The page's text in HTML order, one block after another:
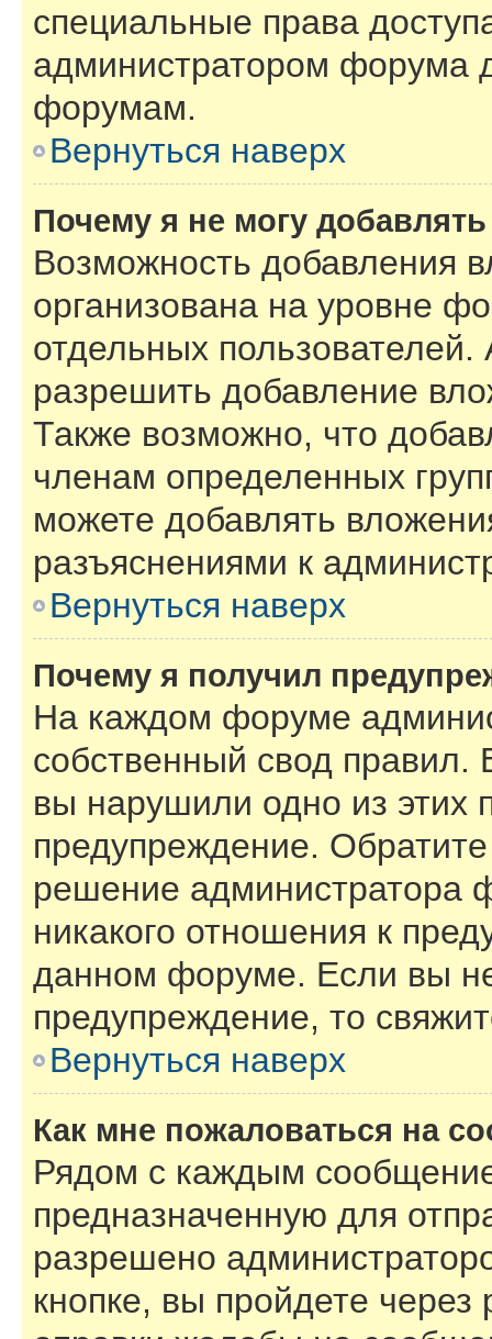
специальные права
администратором форума
форумам.
Вернуться наверх
Почему я не могу
Возможность добавления
организована на уровне
отдельных
разрешить добавление
Также возможно, что
членам определенных
можете добавлять
разъяснениями к
Вернуться наверх
Почему я получил
На каждом форуме
собственный свод правил.
вы нарушили одно из этих
предупреждение.
решение администратора
никакого отношения к
данном форуме. Если вы
предупреждение, то
Вернуться наверх
Как мне пожаловаться на
Рядом с каждым
предназначенную для
разрешено
кнопке, вы пройдете